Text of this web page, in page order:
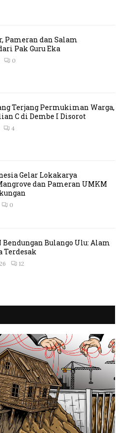
Pameran dan Salam
Pak Guru Eka
0
Terjang Permukiman Warga,
C di Dembe I Disorot
4
Gelar Lokakarya
dan Pameran UMKM
0
Bulango Ulu: Alam
Terdesak
12